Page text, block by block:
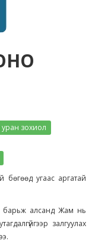
зохиол
бөгөөд угаас аргатай
барьж алсанд Жам нь
залгуулах